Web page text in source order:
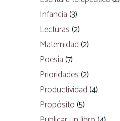
Infancia (3)
Lecturas (2)
Maternidad (2)
Poesía (7)
Prioridades (2)
Productividad (4)
Propósito (5)